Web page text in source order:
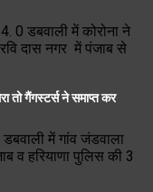
0 डबवाली में कोरोना ने
दास नगर में पंजाब से
तो गैंगस्टर्स ने समाप्त कर
में गांव जंडवाला
व हरियाणा पुलिस की 3